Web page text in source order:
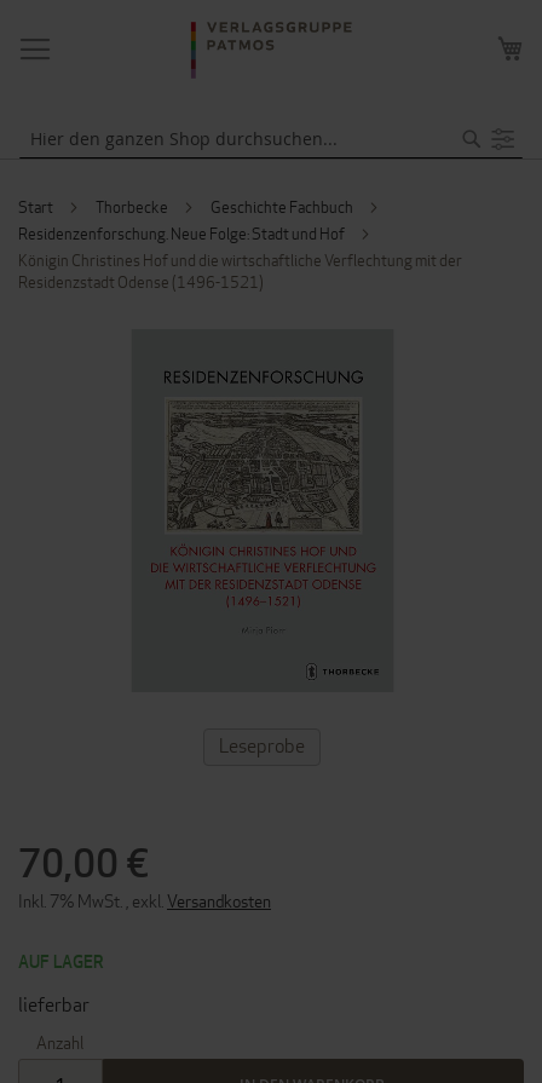
NAVIGATION
UMSCHALTEN
Start Thorbecke
Geschichte Fachbuch
Residenzenforschung. Neue Folge: Stadt und Hof
Königin Christines Hof und die wirtschaftliche Verflechtung mit der
Residenzstadt Odense (1496-1521)
70,00 €
Inkl. 7% MwSt. exkl. Versandkosten
AUF LAGER
lieferbar
Anzahl
DER
SPRINGEN
ZUM
ANFANG
Leseprobe